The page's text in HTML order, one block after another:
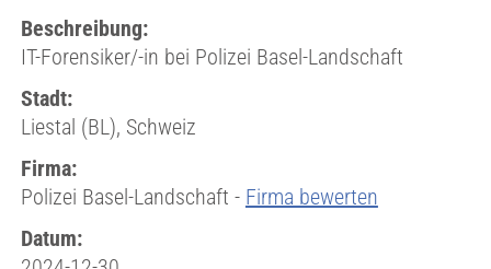
Beschreibung:
IT-Forensiker/-in bei Polizei Basel-Landschaft
Stadt:
Liestal (BL), Schweiz
Firma:
Polizei Basel-Landschaft - Firma bewerten
Datum: